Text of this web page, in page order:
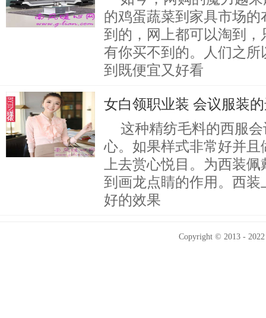
的鸡蛋蔬菜到家具市场
到的，网上都可以淘到
有你买不到的。人们之
到既便宜又好看
女白领职业装 会议服装
这种精纺毛料的西服
心。如果样式非常好并
上去赏心悦目。为西装
到画龙点睛的作用。西
好的效果
Copyright © 2013 -